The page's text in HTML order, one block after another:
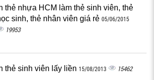
thẻ nhựa HCM làm thẻ sinh viên, thẻ
sinh, thẻ nhân viên giá rẻ 05/06/2015
19953
thẻ sinh viên lấy liền 15/08/2013 15462